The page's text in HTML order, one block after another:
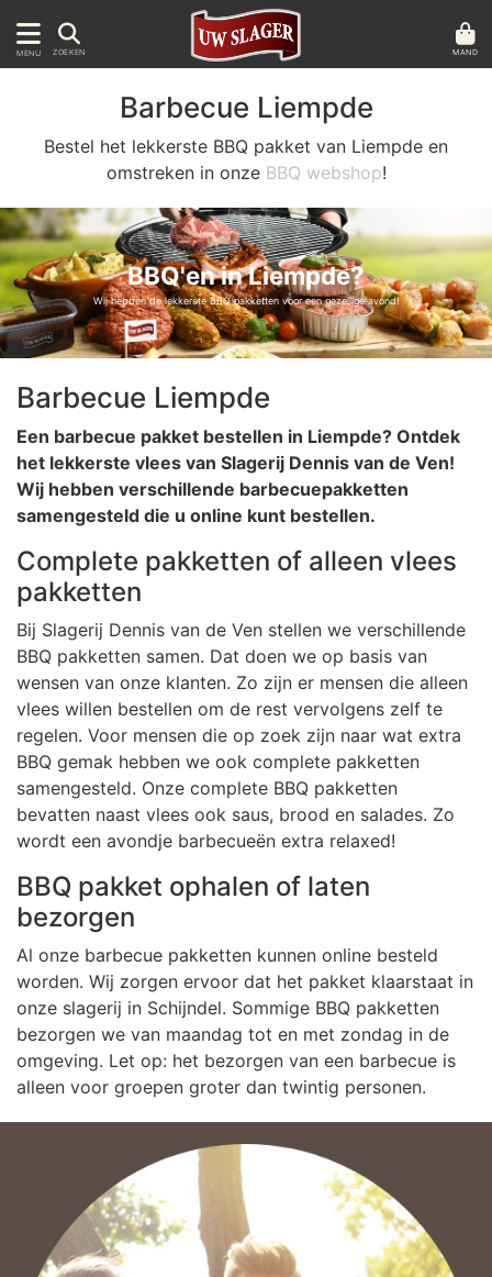
MENU ZOEKEN MAND
Barbecue Liempde
Bestel het lekkerste BBQ pakket van Liempde en
omstreken in onze BBQ webshop!
BBQ'en in Liempde?
Wij hebben de lekkerste BBQ pakketten voor een gezellige avond!
Barbecue Liempde
Een barbecue pakket bestellen in Liempde? Ontdek
het lekkerste vlees van Slagerij Dennis van de Ven!
Wij hebben verschillende barbecuepakketten
samengesteld die u online kunt bestellen.
Complete pakketten of alleen vlees
pakketten
Bij Slagerij Dennis van de Ven stellen we verschillende
BBQ pakketten samen. Dat doen we op basis van
wensen van onze klanten. Zo zijn er mensen die alleen
vlees willen bestellen om de rest vervolgens zelf te
regelen. Voor mensen die op zoek zijn naar wat extra
BBQ gemak hebben we ook complete pakketten
samengesteld. Onze complete BBQ pakketten
bevatten naast vlees ook saus, brood en salades. Zo
wordt een avondje barbecueën extra relaxed!
BBQ pakket ophalen of laten
bezorgen
Al onze barbecue pakketten kunnen online besteld
worden. Wij zorgen ervoor dat het pakket klaarstaat in
onze slagerij in Schijndel. Sommige BBQ pakketten
bezorgen we van maandag tot en met zondag in de
omgeving. Let op: het bezorgen van een barbecue is
alleen voor groepen groter dan twintig personen.